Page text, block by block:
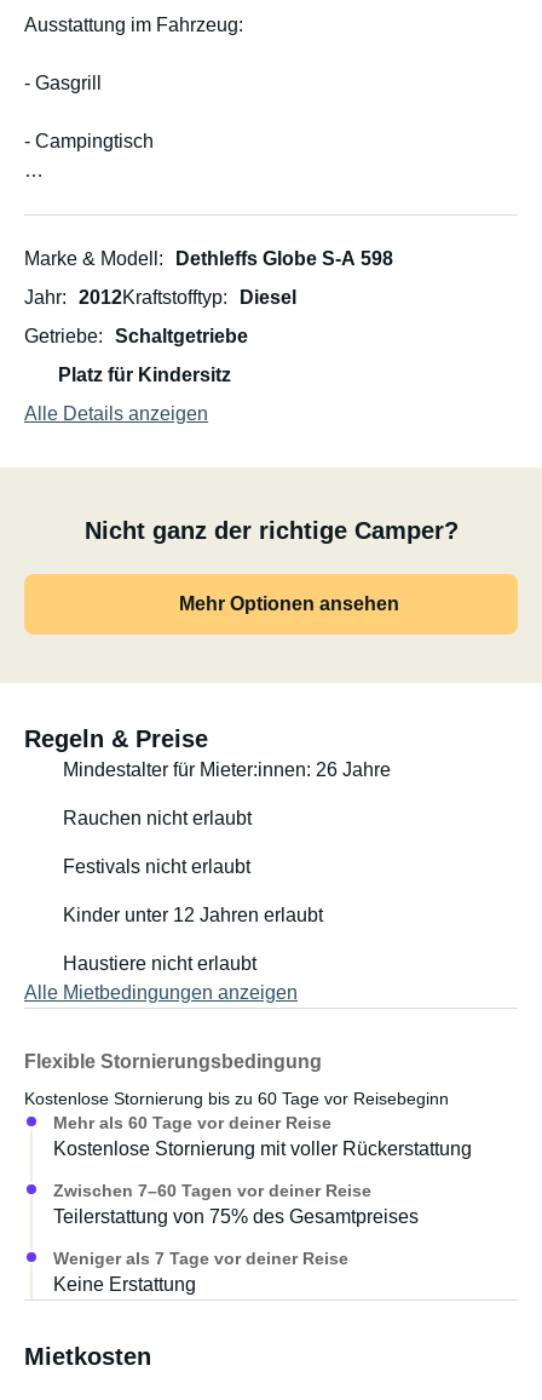
Ausstattung im Fahrzeug:
- Gasgrill
- Campingtisch
- 2 Stabilisierungsblöcke
- Geschirr und Tassen, einfache Küchenausstattung
- Bitte bringen Sie Ihre eigene Bettwäsche mit
Der Gasverbrauch ist im Mietpreis enthalten.
Das Fahrzeug wird innen sauber, mit vollem Dieseltank
und geleerter Toilette zurückgegeben.
Marke & Modell
Dethleffs Globe S-A 598
Jahr
2012Kraftstofftyp
Diesel
Getriebe
Schaltgetriebe
Platz für Kindersitz
Alle Details anzeigen
Nicht ganz der richtige Camper?
Mehr Optionen ansehen
Regeln & Preise
Mindestalter für Mieter:innen: 26 Jahre
Rauchen nicht erlaubt
Festivals nicht erlaubt
Kinder unter 12 Jahren erlaubt
Haustiere nicht erlaubt
Alle Mietbedingungen anzeigen
Flexible Stornierungsbedingung
Kostenlose Stornierung bis zu 60 Tage vor Reisebeginn
Mehr als 60 Tage vor deiner Reise
Kostenlose Stornierung mit voller Rückerstattung
Zwischen 7–60 Tagen vor deiner Reise
Teilerstattung von 75% des Gesamtpreises
Weniger als 7 Tage vor deiner Reise
Keine Erstattung
Mietkosten